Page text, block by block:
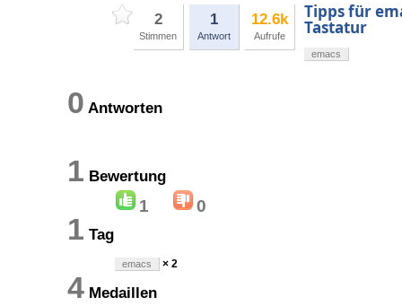
2
Stimmen
1
Antwort
12.6k
Aufrufe
Tipps für
Tastatur
emacs
0 Antworten
1 Bewertung
1 0
1 Tag
emacs × 2
4 Medaillen